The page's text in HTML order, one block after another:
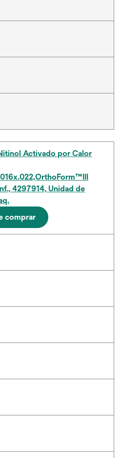
Activado por Calor
4297914, Unidad de
comprar